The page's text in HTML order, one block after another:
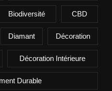
Biodiversité CBD
Diamant Décoration
Décoration Intérieure
Durable